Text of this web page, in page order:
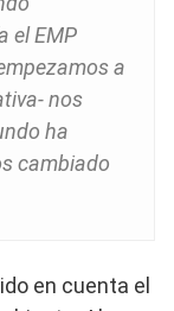
el EMP
a
nos
ha
cambiado
en cuenta el